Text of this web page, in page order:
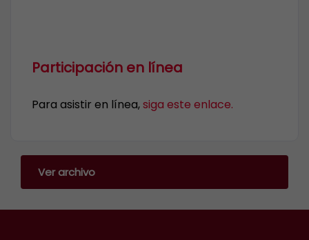
Participación en línea
Para asistir en línea,siga este enlace.
Ver archivo